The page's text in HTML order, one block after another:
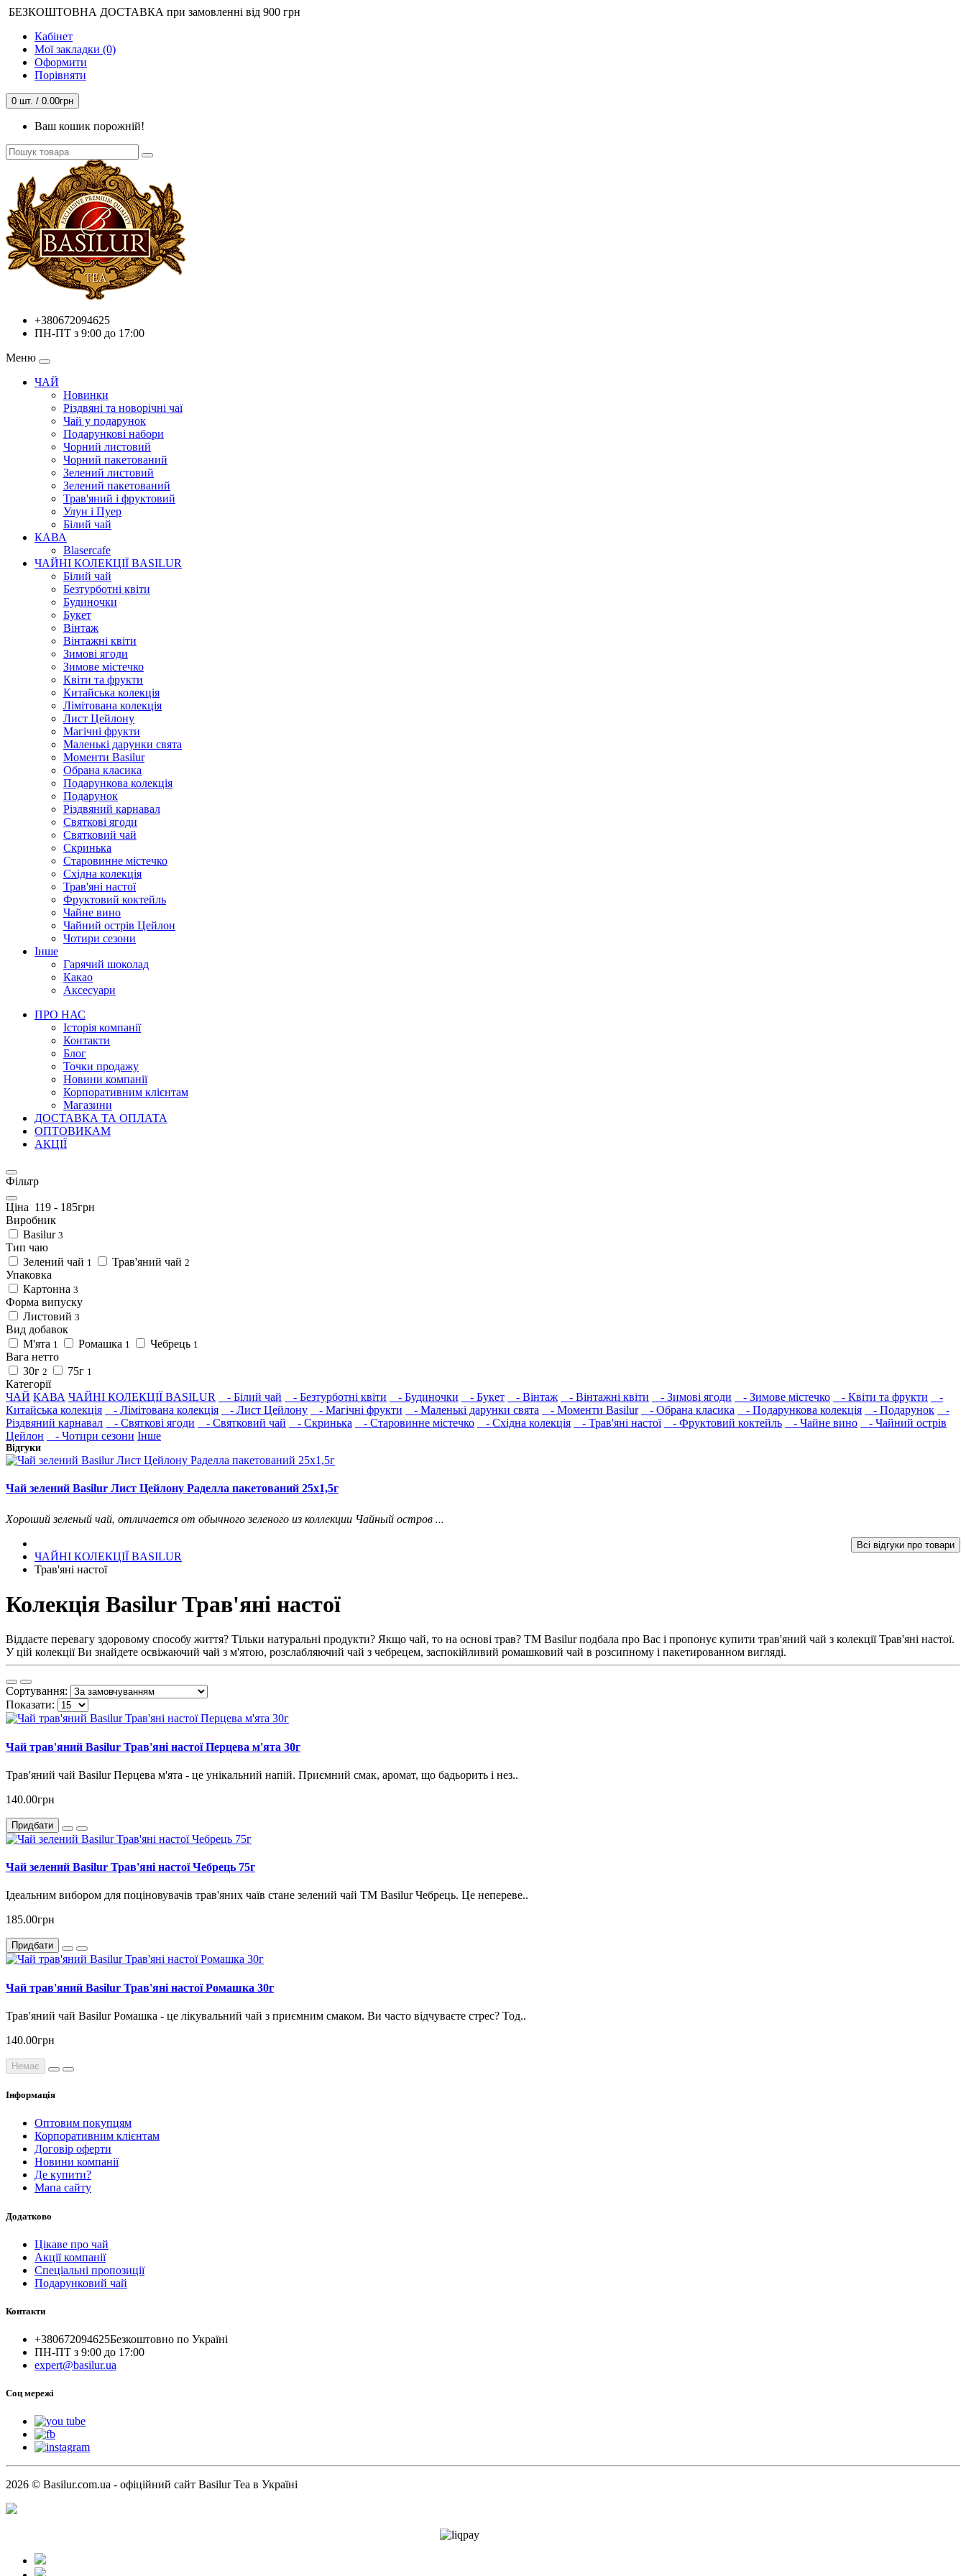
БЕЗКОШТОВНА ДОСТАВКА при замовленні від 900 грн
Кабінет
Мої закладки (0)
Оформити
Порівняти
0 шт. / 0.00грн
Ваш кошик порожній!
+380672094625
ПН-ПТ з 9:00 до 17:00
Меню
ЧАЙ
Новинки
Різдвяні та новорічні чаї
Чай у подарунок
Подарункові набори
Чорний листовий
Чорний пакетований
Зелений листовий
Зелений пакетований
Трав'яний і фруктовий
Улун і Пуер
Білий чай
КАВА
Blasercafe
ЧАЙНІ КОЛЕКЦІЇ BASILUR
Білий чай
Безтурботні квіти
Будиночки
Букет
Вінтаж
Вінтажні квіти
Зимові ягоди
Зимове містечко
Квіти та фрукти
Китайська колекція
Лімітована колекція
Лист Цейлону
Магічні фрукти
Маленькі дарунки свята
Моменти Basilur
Обрана класика
Подарункова колекція
Подарунок
Різдвяний карнавал
Святкові ягоди
Святковий чай
Скринька
Старовинне містечко
Східна колекція
Трав'яні настої
Фруктовий коктейль
Чайне вино
Чайний острів Цейлон
Чотири сезони
Інше
Гарячий шоколад
Какао
Аксесуари
ПРО НАС
Історія компанії
Контакти
Блог
Точки продажу
Новини компанії
Корпоративним клієнтам
Магазини
ДОСТАВКА ТА ОПЛАТА
ОПТОВИКАМ
АКЦІЇ
Фільтр
Ціна 119 - 185грн
Виробник
Basilur 3
Тип чаю
Зелений чай 1 Трав'яний чай 2
Упаковка
Картонна 3
Форма випуску
Листовий 3
Вид добавок
М'ята 1 Ромашка 1 Чебрець 1
Вага нетто
30г 2 75г 1
Категорії
ЧАЙ КАВА ЧАЙНІ КОЛЕКЦІЇ BASILUR - Білий чай - Безтурботні квіти - Будиночки - Букет - Вінтаж - Вінтажні квіти - Зимові ягоди - Зимове містечко - Квіти та фрукти
-
Китайська колекція
- Лімітована колекція - Лист Цейлону - Магічні фрукти - Маленькі дарунки свята - Моменти Basilur - Обрана класика - Подарункова колекція - Подарунок
-
Різдвяний карнавал
- Святкові ягоди - Святковий чай - Скринька - Старовинне містечко - Східна колекція - Трав'яні настої - Фруктовий коктейль - Чайне вино
- Чайний острів
Цейлон
- Чотири сезони Інше
Відгуки
Чай зелений Basilur Лист Цейлону Раделла пакетований 25х1,5г
Хороший зеленый чай, отличается от обычного зеленого из коллекции Чайный остров ...
Всі відгуки про товари
ЧАЙНІ КОЛЕКЦІЇ BASILUR
Трав'яні настої
Колекція Basilur Трав'яні настої
Віддаєте перевагу здоровому способу життя? Тільки натуральні продукти? Якщо чай, то на основі трав? ТМ Basilur подбала про Вас і пропонує купити трав'яний чай з колекції Трав'яні настої.
У цій колекції Ви знайдете освіжаючий чай з м'ятою, розслабляючий чай з чебрецем, заспокійливий ромашковий чай в розсипному і пакетированном вигляді.
Сортування:
Показати:
Чай трав'яний Basilur Трав'яні настої Перцева м'ята 30г
Трав'яний чай Basilur Перцева м'ята - це унікальний напій. Приємний смак, аромат, що бадьорить і нез..
140.00грн
Придбати
Чай зелений Basilur Трав'яні настої Чебрець 75г
Ідеальним вибором для поціновувачів трав'яних чаїв стане зелений чай ТМ Basilur Чебрець. Це непереве..
185.00грн
Придбати
Чай трав'яний Basilur Трав'яні настої Ромашка 30г
Трав'яний чай Basilur Ромашка - це лікувальний чай з приємним смаком. Ви часто відчуваєте стрес? Тод..
140.00грн
Немає
Інформація
Оптовим покупцям
Корпоративним клієнтам
Договір оферти
Новини компанії
Де купити?
Мапа сайту
Додатково
Цікаве про чай
Акції компанії
Спеціальні пропозиції
Подарунковий чай
Контакти
+380672094625Безкоштовно по Україні
ПН-ПТ з 9:00 до 17:00
expert@basilur.ua
Cоц мережі
2026 © Basilur.com.ua - офіційний сайт Basilur Tea в Україні